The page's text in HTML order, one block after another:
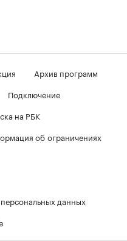
Архив программ
Подключение
на РБК
об ограничениях
данных